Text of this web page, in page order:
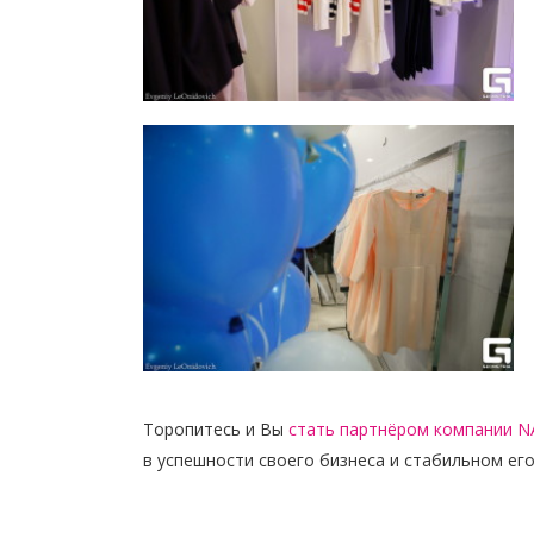
Торопитесь и Вы стать партнёром компании
в успешности своего бизнеса и стабильном